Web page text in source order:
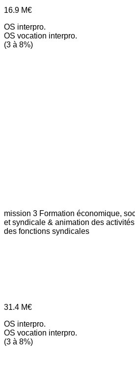
16.9 M€
OS interpro.
OS vocation interpro.
(3 à 8%)
mission 3 Formation économique,
et syndicale & animation des
des fonctions syndicales
31.4 M€
OS interpro.
OS vocation interpro.
(3 à 8%)